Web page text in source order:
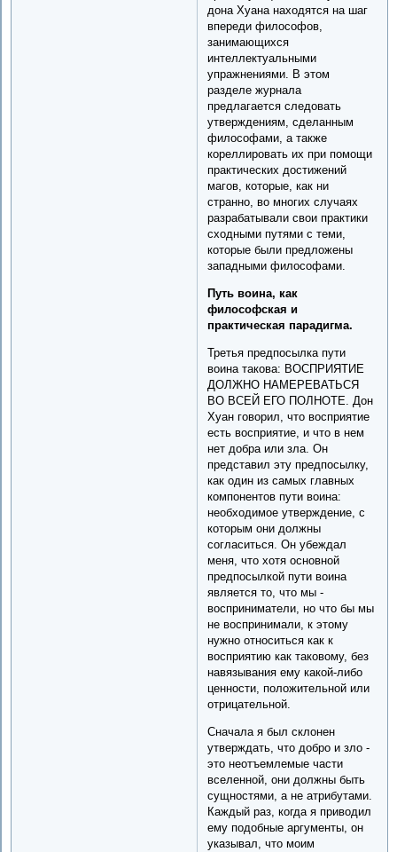
дона Хуана находятся на шаг
впереди философов,
занимающихся
интеллектуальными
упражнениями. В этом
разделе журнала
предлагается следовать
утверждениям, сделанным
философами, а также
кореллировать их при помощи
практических достижений
магов, которые, как ни
странно, во многих случаях
разрабатывали свои практики
сходными путями с теми,
которые были предложены
западными философами.
Путь воина, как
философская и
практическая парадигма.
Третья предпосылка пути
воина такова: ВОСПРИЯТИЕ
ДОЛЖНО НАМЕРЕВАТЬСЯ
ВО ВСЕЙ ЕГО ПОЛНОТЕ. Дон
Хуан говорил, что восприятие
есть восприятие, и что в нем
нет добра или зла. Он
представил эту предпосылку,
как один из самых главных
компонентов пути воина:
необходимое утверждение, с
которым они должны
согласиться. Он убеждал
меня, что хотя основной
предпосылкой пути воина
является то, что мы -
восприниматели, но что бы мы
не воспринимали, к этому
нужно относиться как к
восприятию как таковому, без
навязывания ему какой-либо
ценности, положительной или
отрицательной.
Сначала я был склонен
утверждать, что добро и зло -
это неотъемлемые части
вселенной, они должны быть
сущностями, а не атрибутами.
Каждый раз, когда я приводил
ему подобные аргументы, он
указывал, что моим